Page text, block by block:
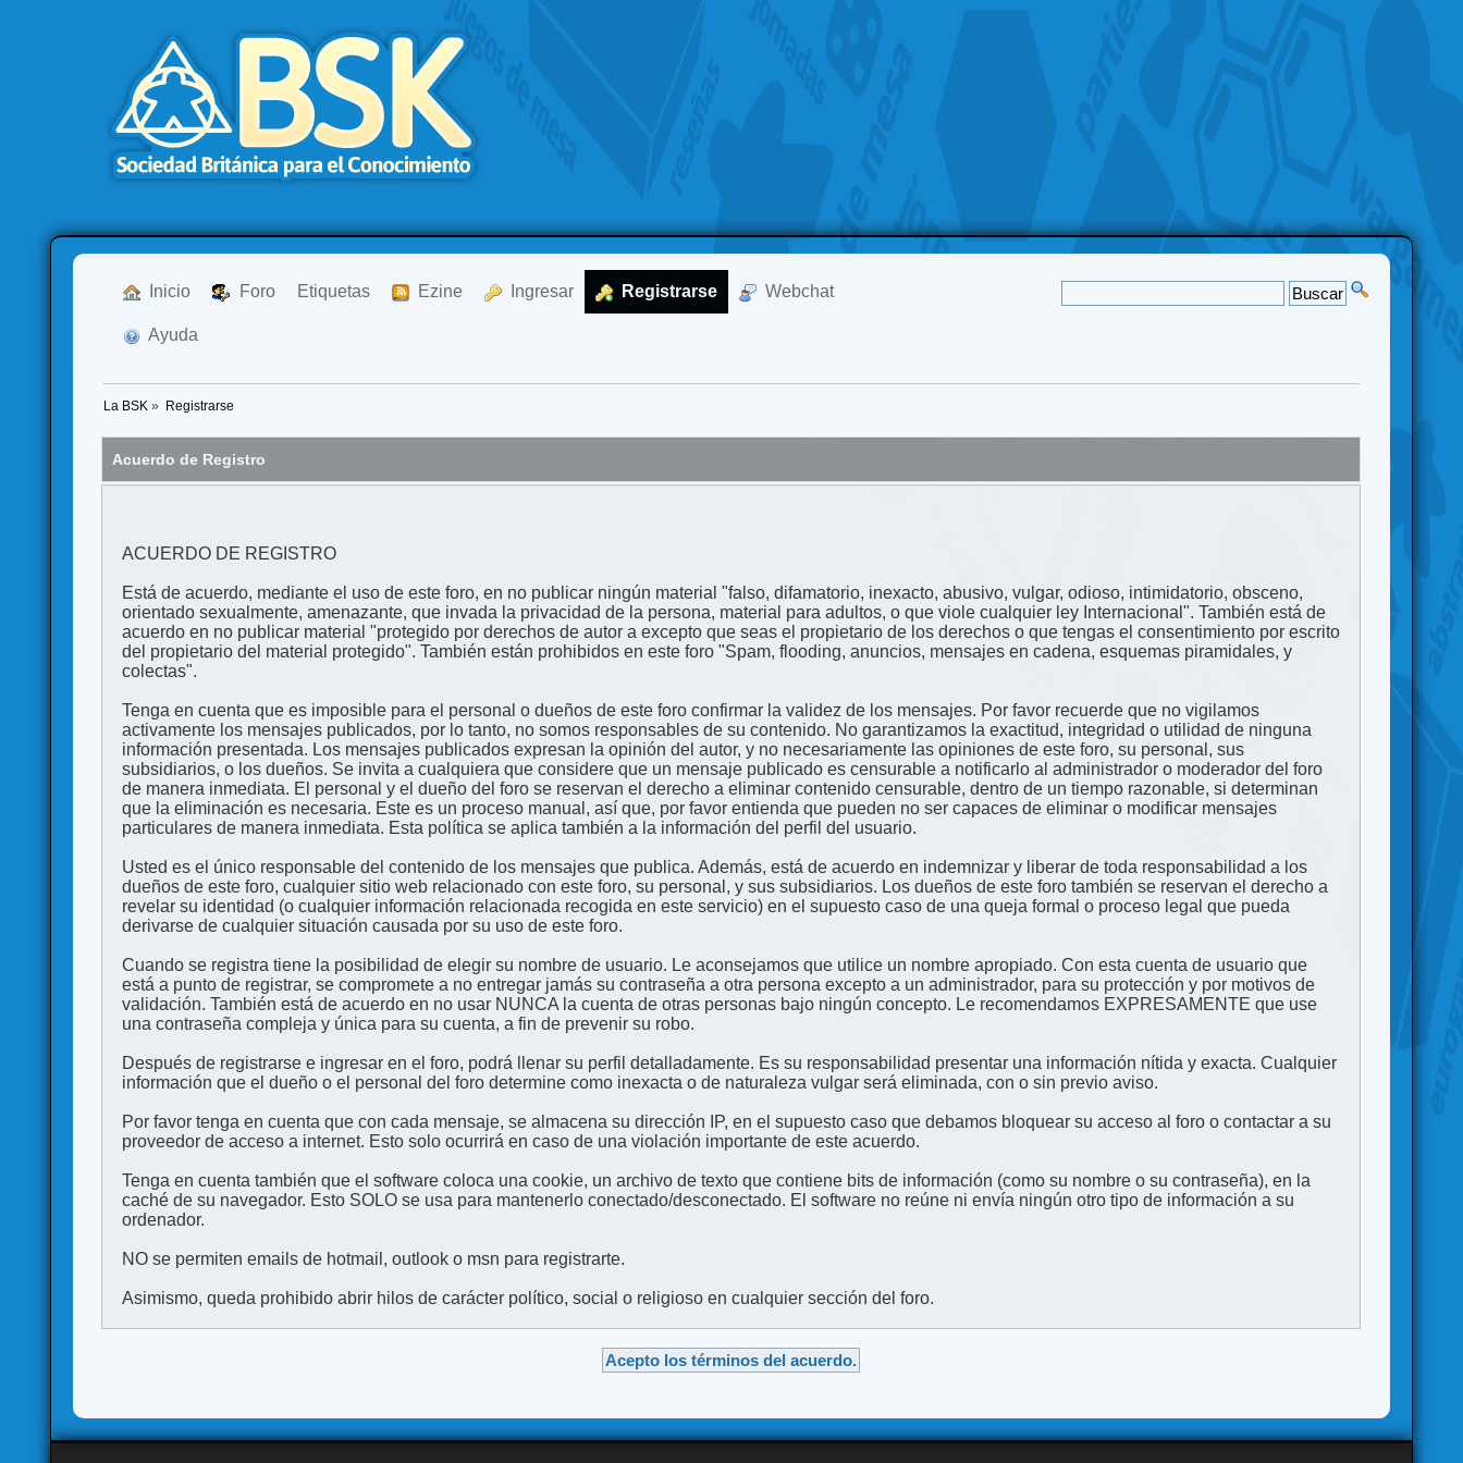
Inicio Foro Etiquetas Ezine Ingresar Registrarse Webchat
Ayuda
La BSK » Registrarse
Acuerdo de Registro
ACUERDO DE REGISTRO
Está de acuerdo, mediante el uso de este foro, en no publicar ningún material "falso, difamatorio, inexacto, abusivo, vulgar, odioso, intimidatorio, obsceno,
orientado sexualmente, amenazante, que invada la privacidad de la persona, material para adultos, o que viole cualquier ley Internacional". También está de
acuerdo en no publicar material "protegido por derechos de autor a excepto que seas el propietario de los derechos o que tengas el consentimiento por escrito
del propietario del material protegido". También están prohibidos en este foro "Spam, flooding, anuncios, mensajes en cadena, esquemas piramidales, y
colectas".
Tenga en cuenta que es imposible para el personal o dueños de este foro confirmar la validez de los mensajes. Por favor recuerde que no vigilamos
activamente los mensajes publicados, por lo tanto, no somos responsables de su contenido. No garantizamos la exactitud, integridad o utilidad de ninguna
información presentada. Los mensajes publicados expresan la opinión del autor, y no necesariamente las opiniones de este foro, su personal, sus
subsidiarios, o los dueños. Se invita a cualquiera que considere que un mensaje publicado es censurable a notificarlo al administrador o moderador del foro
de manera inmediata. El personal y el dueño del foro se reservan el derecho a eliminar contenido censurable, dentro de un tiempo razonable, si determinan
que la eliminación es necesaria. Este es un proceso manual, así que, por favor entienda que pueden no ser capaces de eliminar o modificar mensajes
particulares de manera inmediata. Esta política se aplica también a la información del perfil del usuario.
Usted es el único responsable del contenido de los mensajes que publica. Además, está de acuerdo en indemnizar y liberar de toda responsabilidad a los
dueños de este foro, cualquier sitio web relacionado con este foro, su personal, y sus subsidiarios. Los dueños de este foro también se reservan el derecho a
revelar su identidad (o cualquier información relacionada recogida en este servicio) en el supuesto caso de una queja formal o proceso legal que pueda
derivarse de cualquier situación causada por su uso de este foro.
Cuando se registra tiene la posibilidad de elegir su nombre de usuario. Le aconsejamos que utilice un nombre apropiado. Con esta cuenta de usuario que
está a punto de registrar, se compromete a no entregar jamás su contraseña a otra persona excepto a un administrador, para su protección y por motivos de
validación. También está de acuerdo en no usar NUNCA la cuenta de otras personas bajo ningún concepto. Le recomendamos EXPRESAMENTE que use
una contraseña compleja y única para su cuenta, a fin de prevenir su robo.
Después de registrarse e ingresar en el foro, podrá llenar su perfil detalladamente. Es su responsabilidad presentar una información nítida y exacta. Cualquier
información que el dueño o el personal del foro determine como inexacta o de naturaleza vulgar será eliminada, con o sin previo aviso.
Por favor tenga en cuenta que con cada mensaje, se almacena su dirección IP, en el supuesto caso que debamos bloquear su acceso al foro o contactar a su
proveedor de acceso a internet. Esto solo ocurrirá en caso de una violación importante de este acuerdo.
Tenga en cuenta también que el software coloca una cookie, un archivo de texto que contiene bits de información (como su nombre o su contraseña), en la
caché de su navegador. Esto SOLO se usa para mantenerlo conectado/desconectado. El software no reúne ni envía ningún otro tipo de información a su
ordenador.
NO se permiten emails de hotmail, outlook o msn para registrarte.
Asimismo, queda prohibido abrir hilos de carácter político, social o religioso en cualquier sección del foro.